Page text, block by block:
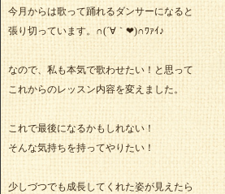
今月からは歌って踊れるダンサーになると
張り切っています。∩(´∀｀❤)∩ﾜｧｲ♪
なので、私も本気で歌わせたい！と思って
これからのレッスン内容を変えました。
これで最後になるかもしれない！
そんな気持ちを持ってやりたい！
少しづつでも成長してくれた姿が見えたら